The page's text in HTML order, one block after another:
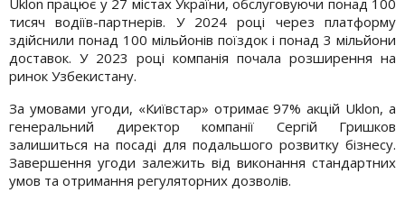
тисяч водіїв-партнерів. У 2024 році через платформу
здійснили понад 100 мільйонів поїздок і понад 3 мільйони
доставок. У 2023 році компанія почала розширення на
ринок Узбекистану.
За умовами угоди, «Київстар» отримає 97% акцій Uklon, а
генеральний директор компанії Сергій Гришков
залишиться на посаді для подальшого розвитку бізнесу.
Завершення угоди залежить від виконання стандартних
умов та отримання регуляторних дозволів.